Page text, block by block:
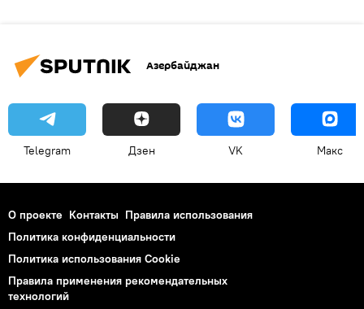
Азербайджан
Telegram Дзен VK Макс
О проекте Контакты Правила использования
Политика конфиденциальности
Политика использования Cookie
Правила применения рекомендательных
технологий